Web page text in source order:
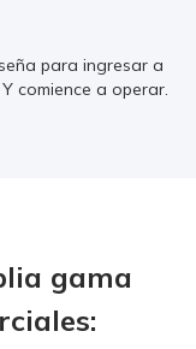
para ingresar a
comience a operar.
gama